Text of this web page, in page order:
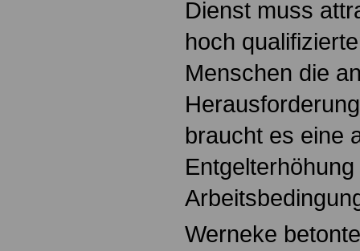
Dienst muss
hoch
Menschen die
braucht es eine
Werneke